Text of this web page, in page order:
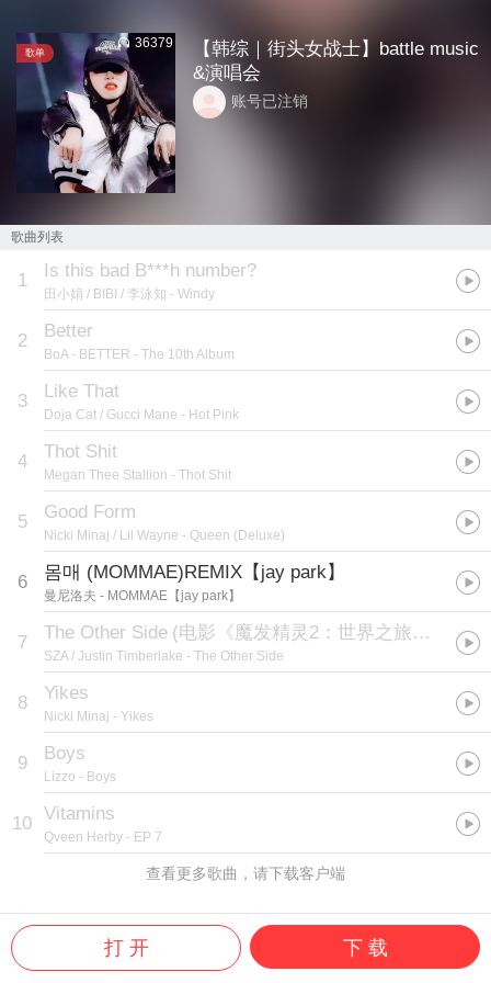
歌单
36379
【韩综｜街头女战士】battle music
&演唱会
账号已注销
歌曲列表
1 Is this bad B***h number?
田小娟 / BIBI / 李泳知 - Windy
2 Better
BoA- BETTER - The 10th Album
3 Like That
Doja Cat / Gucci Mane - Hot Pink
4 Thot Shit
Megan Thee Stallion - Thot Shit
5 Good Form
Nicki Minaj / Lil Wayne - Queen (Deluxe)
6 몸매 (MOMMAE)REMIX【jay park】
曼尼洛夫 - MOMMAE【jay park】
7 The Other Side (电影《魔发精灵2：世界之旅》主题曲
SZA / Justin Timberlake - The Other Side
8 Yikes
Nicki Minaj - Yikes
9 Boys
Lizzo - Boys
10 Vitamins
Qveen Herby - EP 7
查看更多歌曲，请下载客户端
打 开 下 载